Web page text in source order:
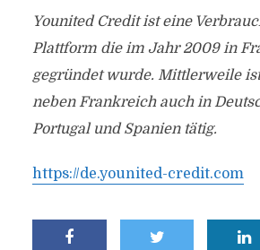
Younited Credit ist eine
Plattform die im Jahr 2009 in
gegründet wurde. Mittlerweile
neben Frankreich auch in
Portugal und Spanien tätig.
https://de.younited-credit.com